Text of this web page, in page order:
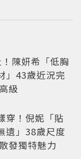
陳妍希「低胸
」43歲近況完
級
穿！倪妮「貼
遺」38歲尺度
發獨特魅力